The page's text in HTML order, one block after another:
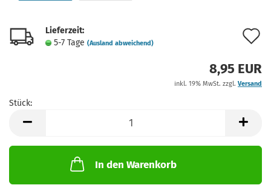
Lieferzeit:
5-7 Tage (Ausland abweichend)
8,95 EUR
inkl. 19% MwSt. zzgl. Versand
Stück:
In den Warenkorb